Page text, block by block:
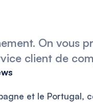
On vous
client de